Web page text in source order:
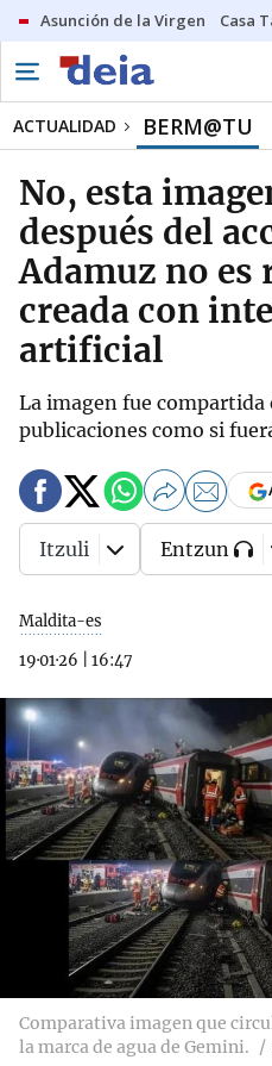
Asunción de la Virgen Casa
ACTUALIDAD BERM@TU
No, esta
después del
Adamuz no es
creada con
artificial
La imagen fue compartida
publicaciones como si
Maldita-es
19·01·26
16:47
Itzuli Entzun
Comparativa imagen que
la marca de agua de Gemini.